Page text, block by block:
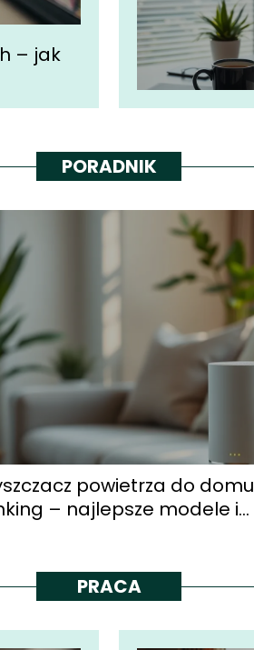
– jak
PORADNIK
powietrza do domu
– najlepsze modele i
PRACA